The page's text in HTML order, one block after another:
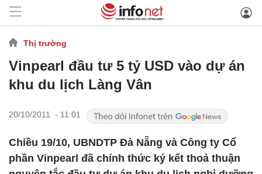
Thị trường
Vinpearl đầu tư 5 tỷ USD vào dự án
khu du lịch Làng Vân
20/10/2011 - 11:01
Chiều 19/10, UBNDTP Đà Nẵng và Công ty Cổ
phần Vinpearl đã chính thức ký kết thoả thuận